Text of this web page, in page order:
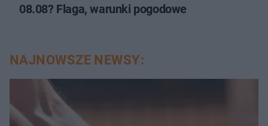
08.08? Flaga, warunki pogodowe
NAJNOWSZE NEWSY: